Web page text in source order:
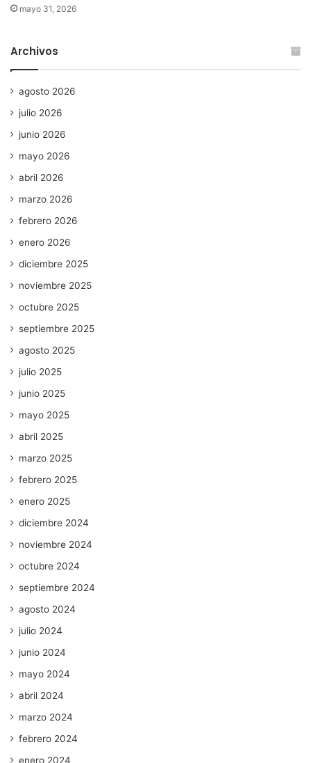
mayo 31, 2026
Archivos
agosto 2026
julio 2026
junio 2026
mayo 2026
abril 2026
marzo 2026
febrero 2026
enero 2026
diciembre 2025
noviembre 2025
octubre 2025
septiembre 2025
agosto 2025
julio 2025
junio 2025
mayo 2025
abril 2025
marzo 2025
febrero 2025
enero 2025
diciembre 2024
noviembre 2024
octubre 2024
septiembre 2024
agosto 2024
julio 2024
junio 2024
mayo 2024
abril 2024
marzo 2024
febrero 2024
enero 2024